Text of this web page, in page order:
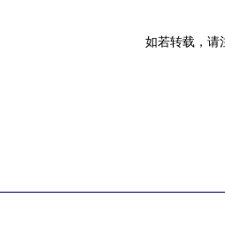
如若转载，请